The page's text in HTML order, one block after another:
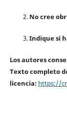
No cree
Indique si
Los autores
Texto completo
licencia: https://